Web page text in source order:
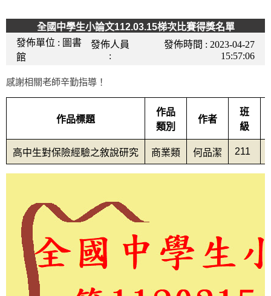
全國中學生小論文112.03.15梯次比賽得獎名單
發佈單位 : 圖書
館
發佈人員
:
發佈時間 : 2023-04-27
15:57:06
感謝相關老師辛勤指導！
作品標題
作品
類別
作者
班
級
高中生對保險經驗之敘說研究 商業類 何品潔 211